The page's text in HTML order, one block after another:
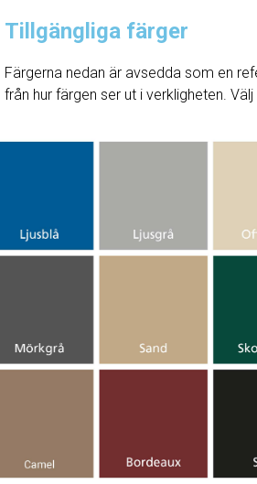
Tillgängliga färger
Färgerna nedan är avsedda som en
från hur färgen ser ut i verkligheten.